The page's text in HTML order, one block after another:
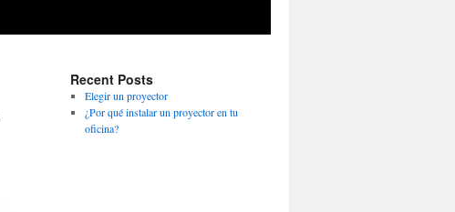
Recent Posts
Elegir un proyector
¿Por qué instalar un proyector en tu
oficina?